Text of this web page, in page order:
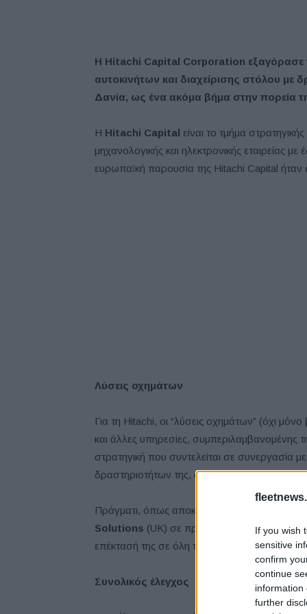
If you wish
sensitive
confirm
continue
information
further
Η Hitachi Capital Corporation εξαγόρασε
αυτοκινήτων και διαχείρισης στόλου με
Δανία, ως ένα ακόμα βήμα στην πορεία
Η Hitachi Capital είναι το τμήμα
μηχανολογικής και ηλεκτρονικής εταιρείας
ευρωπαϊκή παρουσία της Hitachi Capital
Λύσεις οχημάτων
Για τη Hitachi, οι “λύσεις οχημάτων” (όχι
και άλλες υπηρεσίες, συμπεριλαμβανομένης
στρατηγική που συντελείται σε συνεργασία
δραστηριοτήτων της, στο Ηνωμένο
Πράγματι, όπως αποκάλυψαν οι
Solutions (UK) σε πρόσφατη συνέντευξή
επέκτασή της σε όλη την Ευρώπη.
Συνολικός έλεγχος